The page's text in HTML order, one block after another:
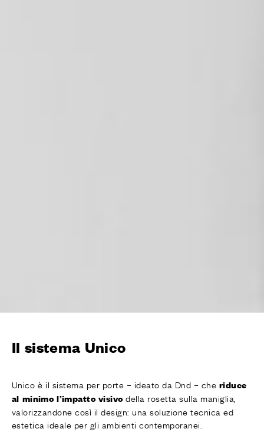
Il sistema Unico
Unico è il sistema per porte – ideato da Dnd – che riduce
al minimo l’impatto visivodella rosetta sulla maniglia,
valorizzandone così il design: una soluzione tecnica ed
estetica ideale per gli ambienti contemporanei.